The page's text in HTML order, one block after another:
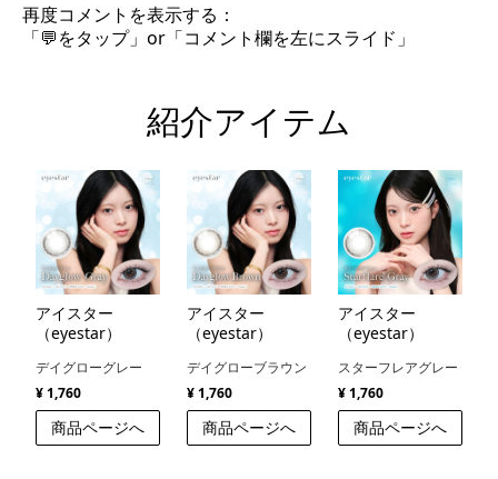
再度コメントを表示する：
「💬をタップ」or「コメント欄を左にスライド」
紹介アイテム
アイスター
（eyestar）
デイグローグレー
¥ 1,760
商品ページへ
アイスター
（eyestar）
デイグローブラウン
¥ 1,760
商品ページへ
アイスター
（eyestar）
スターフレアグレー
¥ 1,760
商品ページへ